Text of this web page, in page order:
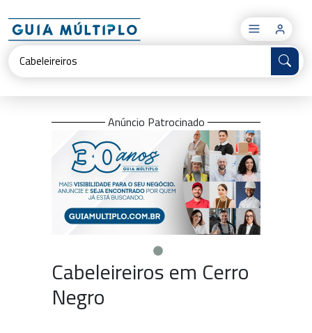
×
Anúncio Patrocinado
Cabeleireiros em Cerro
Negro